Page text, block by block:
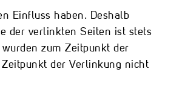
Einfluss haben. Deshalb
der verlinkten Seiten ist stets
zum Zeitpunkt der
der Verlinkung nicht